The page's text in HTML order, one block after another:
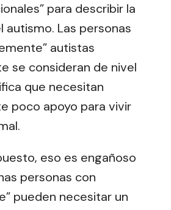
para describir la
autismo. Las personas
autistas
se consideran de nivel
que necesitan
poco apoyo para vivir
eso es engañoso
personas con
pueden necesitar un